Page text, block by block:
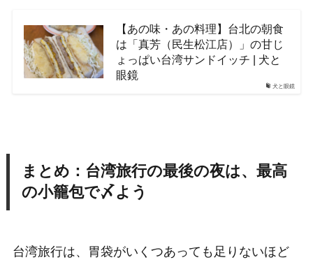
犬と眼鏡
【あの味・あの料理】台北の朝食
は「真芳（民生松江店）」の甘じ
ょっぱい台湾サンドイッチ | 犬と
眼鏡
まとめ：台湾旅行の最後の夜は、最高
の小籠包で〆よう
台湾旅行は、胃袋がいくつあっても足りないほど